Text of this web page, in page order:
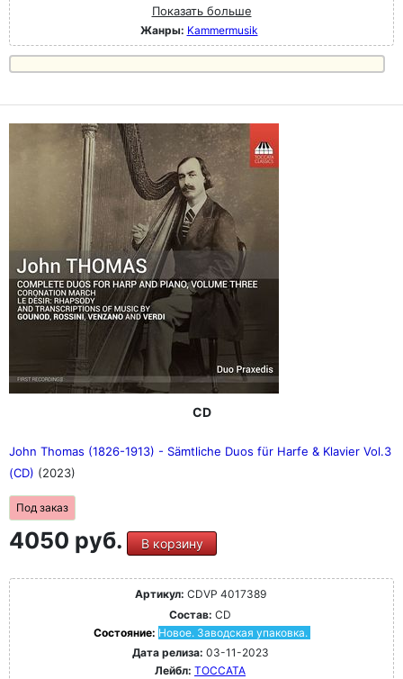
Показать больше
Жанры: Kammermusik
CD
John Thomas (1826-1913) - Sämtliche Duos für Harfe & Klavier Vol.3
(CD) (2023)
Под заказ
4050 руб. В корзину
Артикул: CDVP 4017389
Состав: CD
Состояние: Новое. Заводская упаковка.
Дата релиза: 03-11-2023
Лейбл: TOCCATA